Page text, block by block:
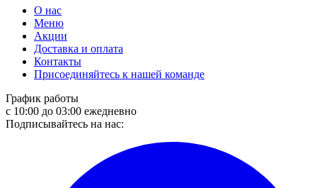
О нас
Меню
Акции
Доставка и оплата
Контакты
Присоединяйтесь к нашей команде
График работы
с 10:00 до 03:00 ежедневно
Подписывайтесь на нас: